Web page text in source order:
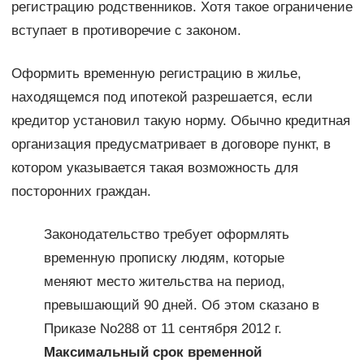
регистрацию родственников. Хотя такое ограничение
вступает в противоречие с законом.
Оформить временную регистрацию в жилье,
находящемся под ипотекой разрешается, если
кредитор установил такую норму. Обычно кредитная
организация предусматривает в договоре пункт, в
котором указывается такая возможность для
посторонних граждан.
Законодательство требует оформлять
временную прописку людям, которые
меняют место жительства на период,
превышающий 90 дней. Об этом сказано в
Приказе No288 от 11 сентября 2012 г.
Максимальный срок временной